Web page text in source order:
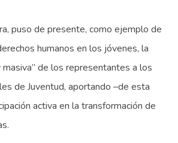
puso de presente, como ejemplo de
humanos en los jóvenes, la
masiva” de los representantes a los
de Juventud, aportando –de esta
activa en la transformación de